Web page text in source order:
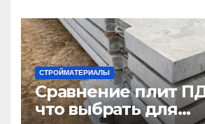
СТРОЙМАТЕРИАЛЫ
Сравнение плит
что выбрать для